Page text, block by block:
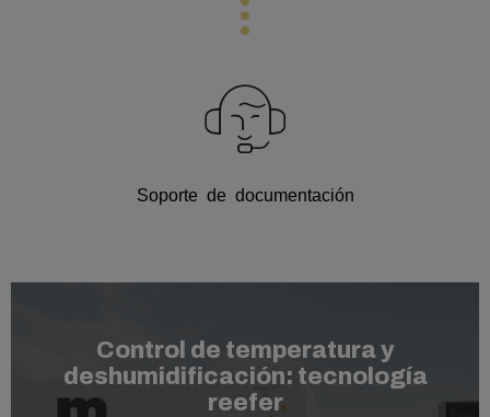
Soporte de documentación
Control de temperatura y
deshumidificación: tecnología
reefer